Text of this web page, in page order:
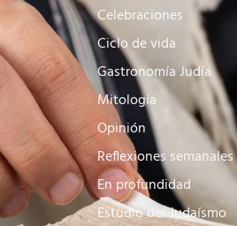
Celebraciones
Ciclo de vida
Gastronomía Judía
Mitología
Opinión
Reflexiones semanales
En profundidad
Estudio del Judaísmo